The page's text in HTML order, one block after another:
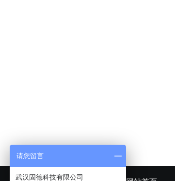
请您留言
武汉固德科技有限公司